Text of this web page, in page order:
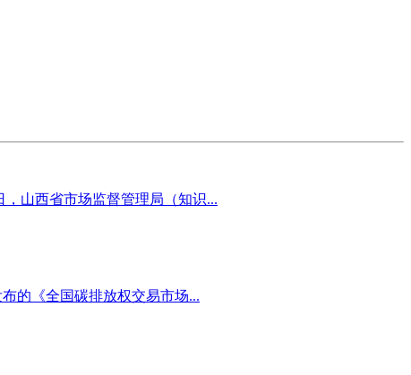
山西省市场监督管理局（知识...
的《全国碳排放权交易市场...